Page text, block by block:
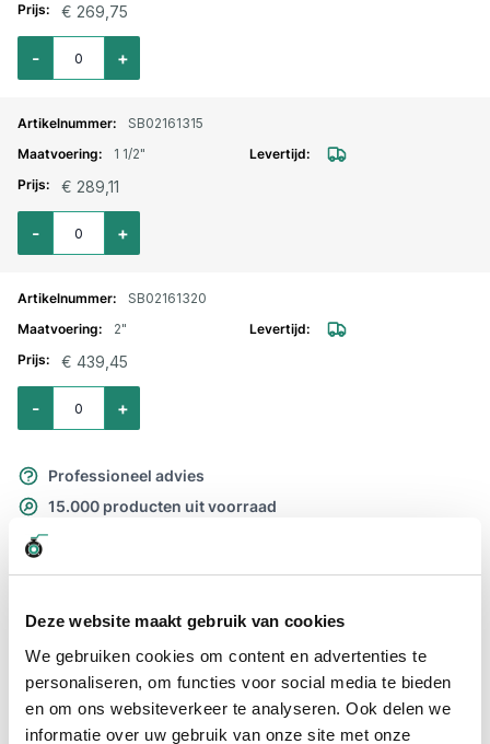
Deze website maakt gebruik van cookies
We gebruiken cookies om content en advertenties te
personaliseren, om functies voor social media te bieden
en om ons websiteverkeer te analyseren. Ook delen we
informatie over uw gebruik van onze site met onze
€ 269,75
Aantal voor Magneetventiel 2/2 weg messing NC NBR 24 V AC 1 1/4"
+
-
SB02161315
1 1/2"
€ 289,11
Aantal voor Magneetventiel 2/2 weg messing NC NBR 24 V AC 1 1/2"
+
-
SB02161320
2"
€ 439,45
Aantal voor Magneetventiel 2/2 weg messing NC NBR 24 V AC 2"
+
-
Professioneel advies
15.000 producten uit voorraad
Snel naar
Details Plus- en minpunten
Details